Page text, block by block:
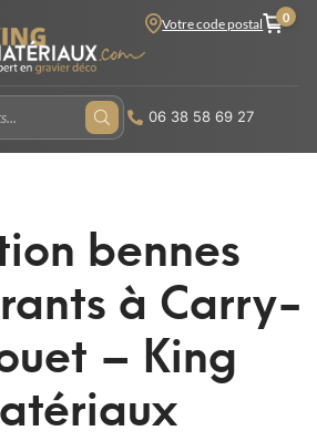
Votre code postal 0
06 38 58 69 27
bennes
à Carry-
– King